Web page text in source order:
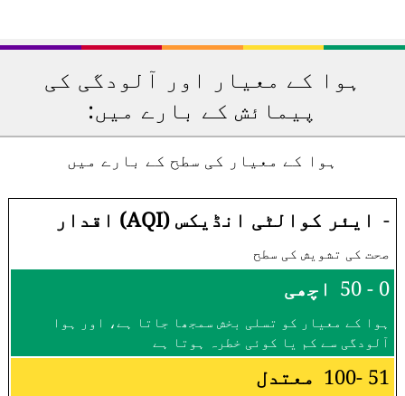
ہوا کے معیار اور آلودگی کی
پیمائش کے بارے میں:
ہوا کے معیار کی سطح کے بارے میں
- ایئر کوالٹی انڈیکس (AQI) اقدار
صحت کی تشویش کی سطح
0 - 50 اچھی
ہوا کے معیار کو تسلی بخش سمجھا جاتا ہے، اور ہوا
آلودگی سے کم یا کوئی خطرہ ہوتا ہے
51 -100 معتدل